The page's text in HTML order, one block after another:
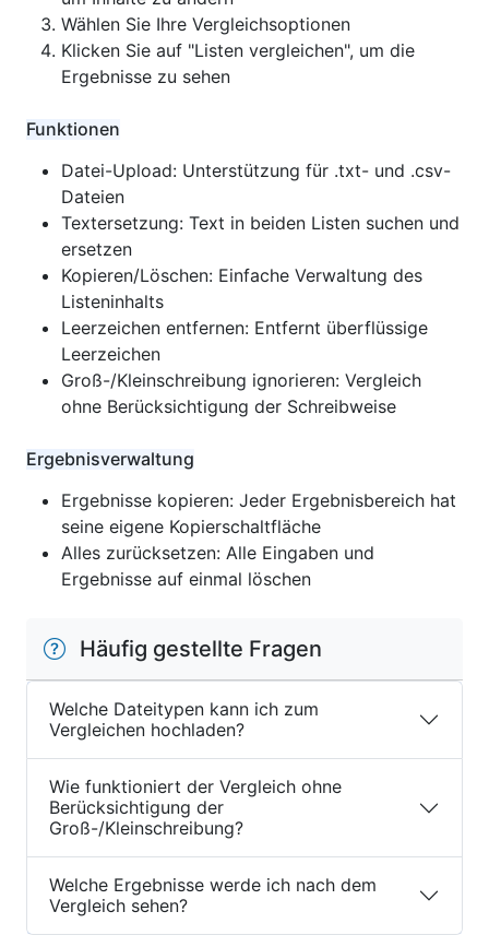
Wählen Sie Ihre Vergleichsoptionen
Klicken Sie auf "Listen vergleichen", um die
Ergebnisse zu sehen
Funktionen
Datei-Upload: Unterstützung für .txt- und .csv-
Dateien
Textersetzung: Text in beiden Listen suchen und
ersetzen
Kopieren/Löschen: Einfache Verwaltung des
Listeninhalts
Leerzeichen entfernen: Entfernt überflüssige
Leerzeichen
Groß-/Kleinschreibung ignorieren: Vergleich
ohne Berücksichtigung der Schreibweise
Ergebnisverwaltung
Ergebnisse kopieren: Jeder Ergebnisbereich hat
seine eigene Kopierschaltfläche
Alles zurücksetzen: Alle Eingaben und
Ergebnisse auf einmal löschen
Häufig gestellte Fragen
Welche Dateitypen kann ich zum
Vergleichen hochladen?
Wie funktioniert der Vergleich ohne
Berücksichtigung der
Groß-/Kleinschreibung?
Welche Ergebnisse werde ich nach dem
Vergleich sehen?